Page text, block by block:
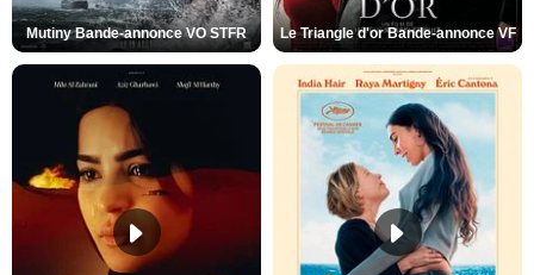
Mutiny Bande-annonce VO STFR Le Triangle d'or Bande-annonce VF